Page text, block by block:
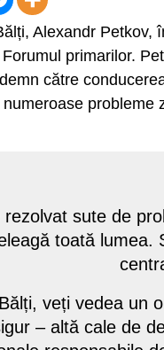
Alexandr
primarilor.
către
rezolvat sute de
toată lumea.
veți vedea un
– altă cale de